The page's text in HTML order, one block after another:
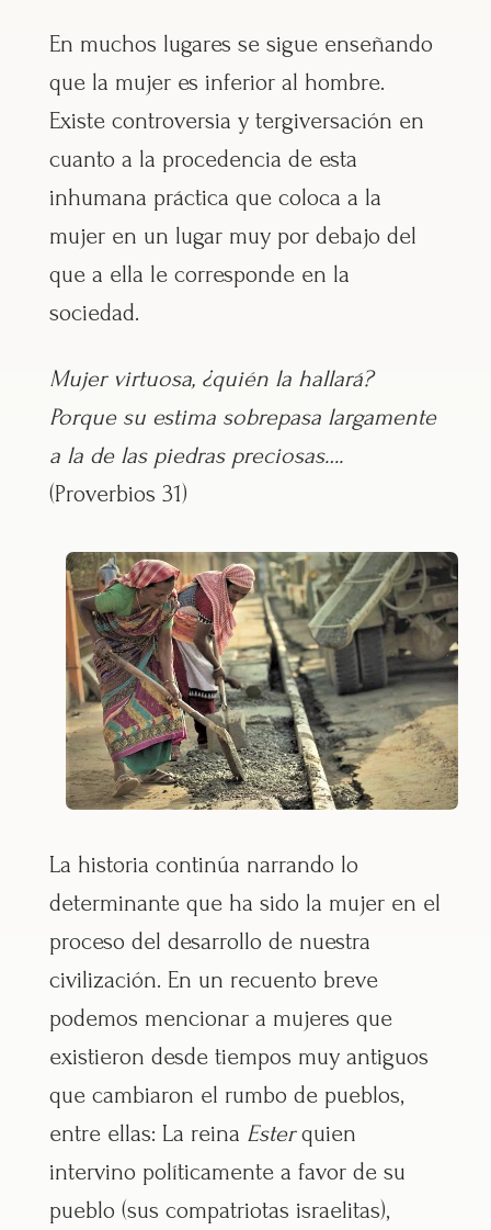
En muchos lugares se sigue enseñando
que la mujer es inferior al hombre.
Existe controversia y tergiversación en
cuanto a la procedencia de esta
inhumana práctica que coloca a la
mujer en un lugar muy por debajo del
que a ella le corresponde en la
sociedad.
Mujer virtuosa, ¿quién la hallará?
Porque su estima sobrepasa largamente
a la de las piedras preciosas….
(Proverbios 31)
La historia continúa narrando lo
determinante que ha sido la mujer en el
proceso del desarrollo de nuestra
civilización. En un recuento breve
podemos mencionar a mujeres que
existieron desde tiempos muy antiguos
que cambiaron el rumbo de pueblos,
entre ellas: La reina Esterquien
intervino políticamente a favor de su
pueblo (sus compatriotas israelitas),